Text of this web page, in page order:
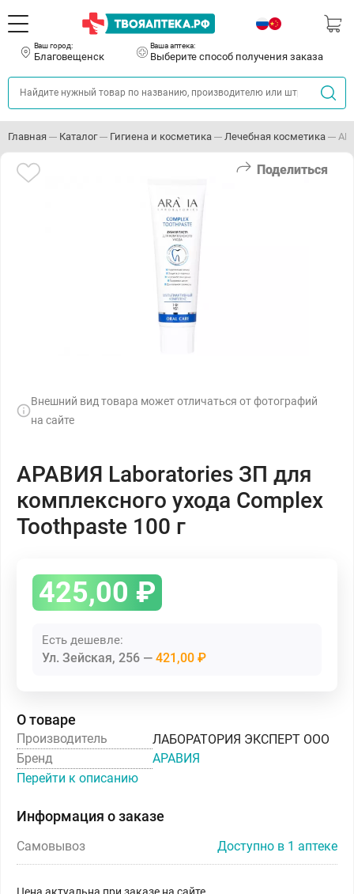
Ваш город:
Благовещенск
Ваша аптека:
Выберите способ получения заказа
Главная Каталог Гигиена и косметика Лечебная косметика
Поделиться
Внешний вид товара может отличаться от фотографий
на сайте
АРАВИЯ Laboratories ЗП для
комплексного ухода Complex
Toothpaste 100 г
425,00 ₽
Есть дешевле:
Ул. Зейская, 256 421,00 ₽
О товаре
Производитель
ЛАБОРАТОРИЯ ЭКСПЕРТ ООО
Бренд
АРАВИЯ
Перейти к описанию
Информация о заказе
Самовывоз Доступно в 1 аптеке